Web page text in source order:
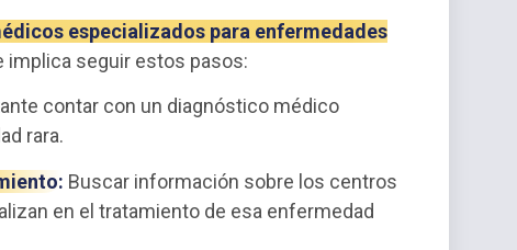
especializados para enfermedades
implica seguir estos pasos:
contar con un diagnóstico médico
rara.
Buscar información sobre los centros
en el tratamiento de esa enfermedad